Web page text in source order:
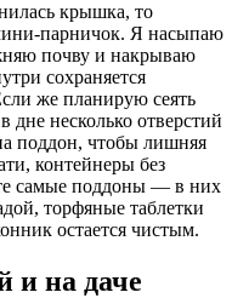
крышка, то
парничок. Я насыпаю
почву и накрываю
сохраняется
же планирую сеять
дне несколько отверстий
поддон, чтобы лишняя
контейнеры без
самые поддоны — в них
торфяные таблетки
остается чистым.
и на даче